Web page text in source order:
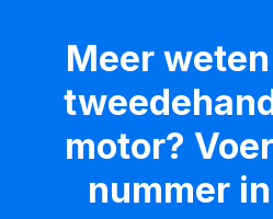
Meer
motor?
nummer